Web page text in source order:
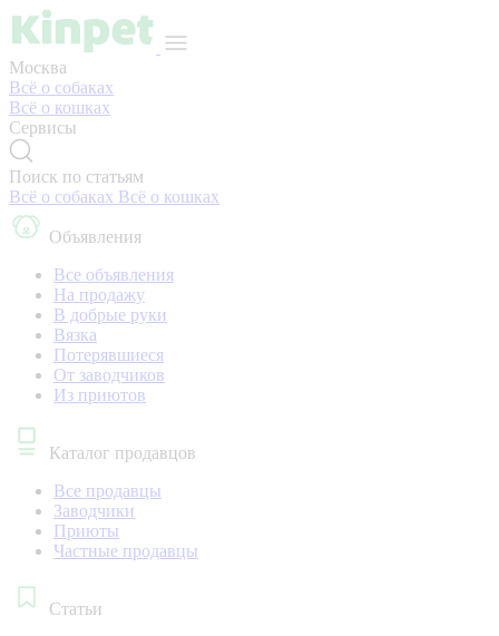
Москва
Всё о собаках
Всё о кошках
Сервисы
Поиск по статьям
Всё о собаках Всё о кошках
Объявления
Все объявления
На продажу
В добрые руки
Вязка
Потерявшиеся
От заводчиков
Из приютов
Каталог продавцов
Все продавцы
Заводчики
Приюты
Частные продавцы
Статьи